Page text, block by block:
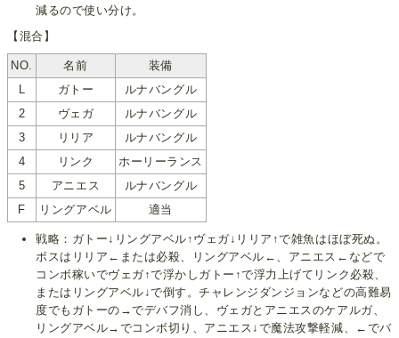
減るので使い分け。
【混合】
NO. 名前
装備
L
ガトー
ルナバングル
2
ヴェガ
ルナバングル
3
リリア
ルナバングル
4
リンク
ホーリーランス
5
アニエス
ルナバングル
F
リングアベル 適当
戦略：ガトー↓リングアベル↑ヴェガ↓リリア↑で雑魚はほぼ死ぬ。
ボスはリリア←または必殺、リングアベル←、アニエス←などで
コンボ稼いでヴェガ↑で浮かしガトー↑で浮力上げてリンク必殺、
またはリングアベル↓で倒す。チャレンジダンジョンなどの高難易
度でもガトーの→でデバフ消し、ヴェガとアニエスのケアルガ、
リングアベル→でコンボ切り、アニエス↓で魔法攻撃軽減、←でバ